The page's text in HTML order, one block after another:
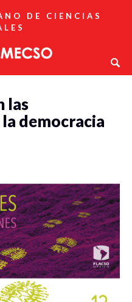
DE CIENCIAS
las
democracia